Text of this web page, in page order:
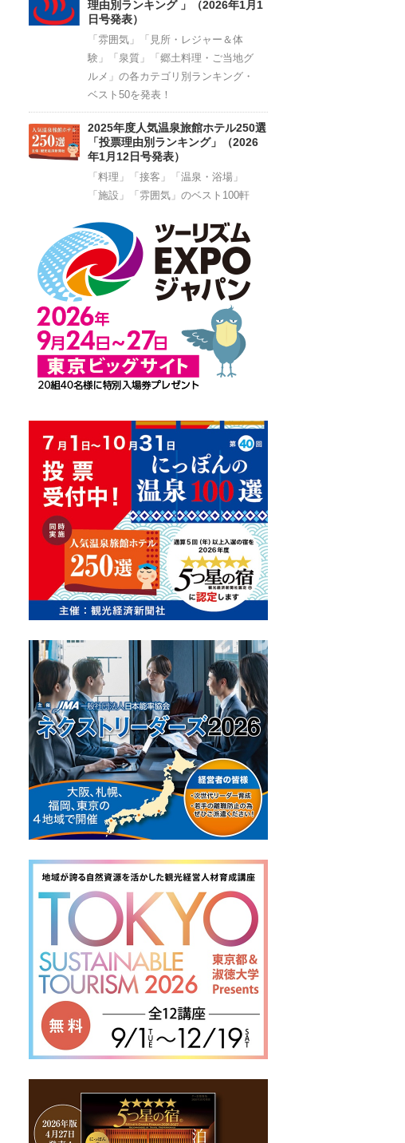
理由別ランキング 」（2026年1月1
日号発表）
「雰囲気」「見所・レジャー＆体
験」「泉質」「郷土料理・ご当地グ
ルメ」の各カテゴリ別ランキング・
ベスト50を発表！
2025年度人気温泉旅館ホテル250選
「投票理由別ランキング」（2026
年1月12日号発表）
「料理」「接客」「温泉・浴場」
「施設」「雰囲気」のベスト100軒